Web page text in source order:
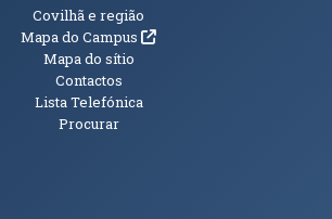
Adicionais
Covilhã e região
Mapa do Campus(abre em nova janela)
Mapa do sítio
Contactos
Lista Telefónica
Procurar